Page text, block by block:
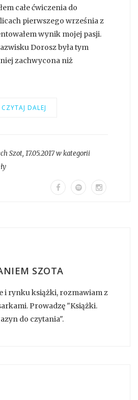
całe ćwiczenia do
pierwszego września z
wynik mojej pasji.
Dorosz była tym
zachwycona niż
CZYTAJ DALEJ
Szot, 17.05.2017 w kategorii
SZOTA
i rynku książki, rozmawiam z
Prowadzę "Książki.
do czytania".